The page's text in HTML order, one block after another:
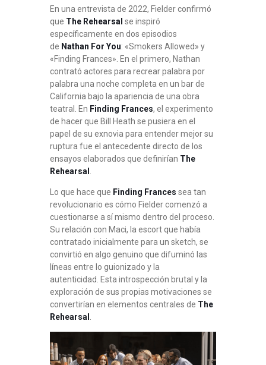
En una entrevista de 2022, Fielder confirmó
que The Rehearsal se inspiró
específicamente en dos episodios
de Nathan For You: «Smokers Allowed» y
«Finding Frances» . En el primero, Nathan
contrató actores para recrear palabra por
palabra una noche completa en un bar de
California bajo la apariencia de una obra
teatral. En Finding Frances, el experimento
de hacer que Bill Heath se pusiera en el
papel de su exnovia para entender mejor su
ruptura fue el antecedente directo de los
ensayos elaborados que definirían The
Rehearsal
Lo que hace que Finding Frances sea tan
revolucionario es cómo Fielder comenzó a
cuestionarse a sí mismo dentro del proceso.
Su relación con Maci, la escort que había
contratado inicialmente para un sketch, se
convirtió en algo genuino que difuminó las
líneas entre lo guionizado y la
autenticidad
. Esta introspección brutal y la
exploración de sus propias motivaciones se
convertirían en elementos centrales de The
Rehearsal